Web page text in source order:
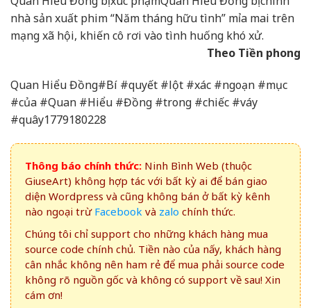
nhà sản xuất phim “Năm tháng hữu tình” mỉa mai trên
mạng xã hội, khiến cô rơi vào tình huống khó xử.
Theo Tiền phong
Quan Hiểu Đồng#Bí #quyết #lột #xác #ngoạn #mục
#của #Quan #Hiểu #Đồng #trong #chiếc #váy
#quây1779180228
Thông báo chính thức: Ninh Bình Web (thuộc
GiuseArt) không hợp tác với bất kỳ ai để bán giao
diện Wordpress và cũng không bán ở bất kỳ kênh
nào ngoại trừ Facebook và zalo chính thức.
Chúng tôi chỉ support cho những khách hàng mua
source code chính chủ. Tiền nào của nấy, khách hàng
cân nhắc không nên ham rẻ để mua phải source code
không rõ nguồn gốc và không có support về sau! Xin
cám ơn!